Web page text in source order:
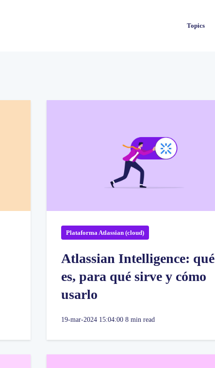
Topics
Topics
Plataforma Atlassian (cloud)
Atlassian Intelligence: qué
es, para qué sirve y cómo
usarlo
19-mar-2024 15:04:00 8 min read